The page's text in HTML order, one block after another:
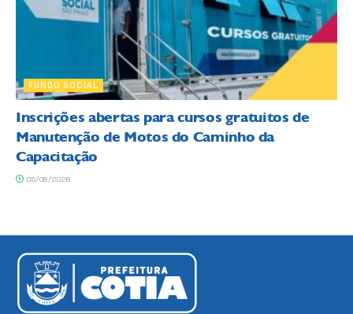
FUNDO SOCIAL
Inscrições abertas para cursos gratuitos de
Manutenção de Motos do Caminho da
Capacitação
05/08/2026